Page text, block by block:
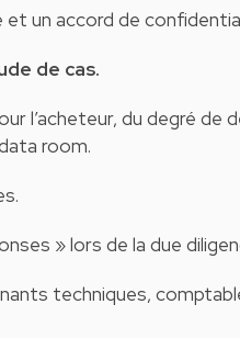
et un accord de
de cas.
l’acheteur, du degré de
room.
» lors de la due
techniques,